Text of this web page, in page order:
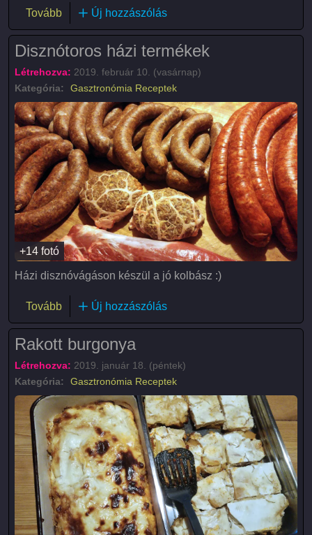
Tovább(Túrós batyu (túrós béles))
Új hozzászólás
Disznótoros házi termékek
Létrehozva: 2019. február 10. (vasárnap)
Kategória:
Gasztronómia Receptek
+14 fotó
Házi disznóvágáson készül a jó kolbász :)
Tovább(Disznótoros házi termékek)
Új hozzászólás
Rakott burgonya
Létrehozva: 2019. január 18. (péntek)
Kategória:
Gasztronómia Receptek